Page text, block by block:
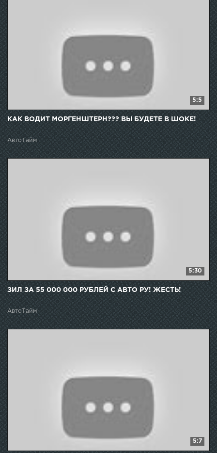
5:5
КАК ВОДИТ МОРГЕНШТЕРН??? ВЫ БУДЕТЕ В ШОКЕ!
АвтоТайм
5:30
ЗИЛ ЗА 55 000 000 РУБЛЕЙ С АВТО РУ! ЖЕСТЬ!
АвтоТайм
5:7